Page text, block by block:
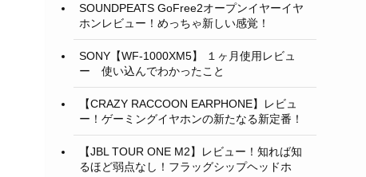
SOUNDPEATS GoFree2オープンイヤーイヤ
ホンレビュー！めっちゃ新しい感覚！
SONY【WF-1000XM5】 １ヶ月使用レビュ
ー 使い込んでわかったこと
【CRAZY RACCOON EARPHONE】レビュ
ー！ゲーミングイヤホンの新たなる新定番！
【JBL TOUR ONE M2】レビュー！知れば知
るほど弱点なし！フラッグシップヘッドホ